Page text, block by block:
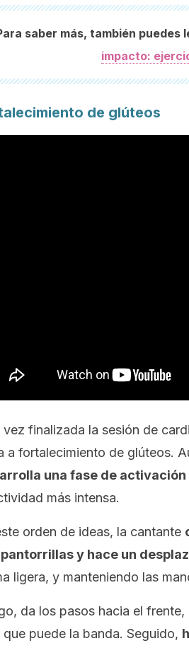
saber más, también puedes
impacto:
de glúteos
vez finalizada la sesión de
a fortalecimiento de glúteos.
una fase de activación
más intensa.
orden de ideas, la cantante
y hace un
ligera, y manteniendo las
da los pasos hacia el
que puede la banda. Seguido,